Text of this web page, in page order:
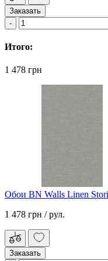
Заказать
Итого:
1 478 грн
Обои BN Walls Linen
1 478 грн / рул.
Заказать